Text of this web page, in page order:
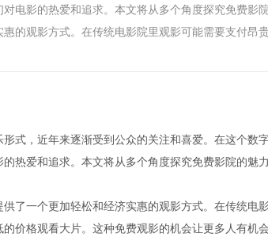
电影的热爱和追求。本文将从多个角度探究免费影
的观影方式。在传统电影院里观影可能需要支付昂
式，近年来逐渐受到公众的关注和喜爱。在这个数
热爱和追求。本文将从多个角度探究免费影院的魅力
了一个更加轻松和经济实惠的观影方式。在传统电
价格观看大片。这种免费观影的机会让更多人有机